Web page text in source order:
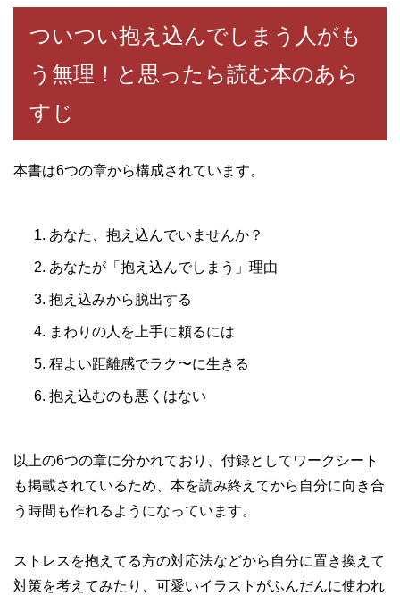
ついつい抱え込んでしまう人がも
う無理！と思ったら読む本のあら
すじ
本書は6つの章から構成されています。
あなた、抱え込んでいませんか？
あなたが「抱え込んでしまう」理由
抱え込みから脱出する
まわりの人を上手に頼るには
程よい距離感でラク〜に生きる
抱え込むのも悪くはない
以上の6つの章に分かれており、付録としてワークシート
も掲載されているため、本を読み終えてから自分に向き合
う時間も作れるようになっています。
ストレスを抱えてる方の対応法などから自分に置き換えて
対策を考えてみたり、可愛いイラストがふんだんに使われ